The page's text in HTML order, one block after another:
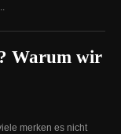
Warum wir
merken es nicht